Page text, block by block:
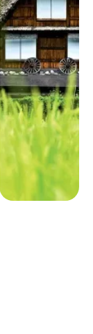
puis
Takayama.
ville : la
Mercure Hida
Yatai
les
go et visite
ses grandes
très
Visite du
Japon, puis
de
Plaza.